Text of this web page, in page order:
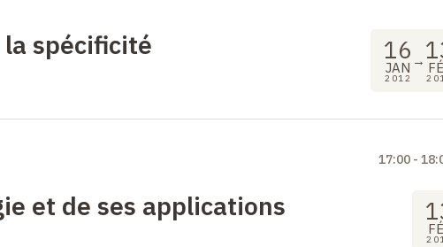
spécificité 16
JAN
2012
→
et de ses applications
17:00 -